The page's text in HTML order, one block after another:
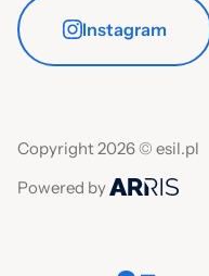
Instagram
Copyright 2026 © esil.pl
Powered by